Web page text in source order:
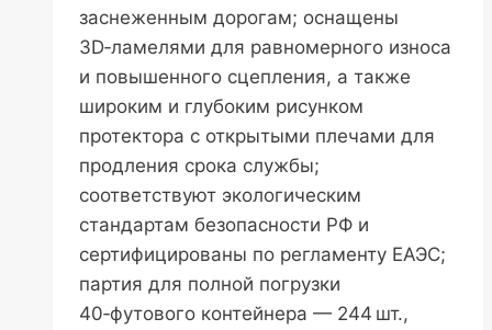
заснеженным дорогам; оснащены
3D‑ламелями для равномерного износа
и повышенного сцепления, а также
широким и глубоким рисунком
протектора с открытыми плечами для
продления срока службы;
соответствуют экологическим
стандартам безопасности РФ и
сертифицированы по регламенту ЕАЭС;
партия для полной погрузки
40‑футового контейнера — 244 шт.,